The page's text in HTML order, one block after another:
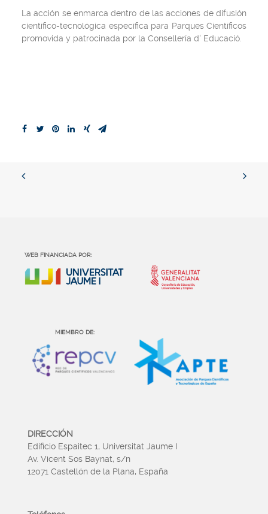
La acción se enmarca dentro de las acciones de difusión
científico-tecnológica específica para Parques Científicos
promovida y patrocinada por la Consellería d' Educació.
WEB FINANCIADA POR:
MIEMBRO DE:
DIRECCIÓN
Edificio Espaitec 1, Universitat Jaume I
Av. Vicent Sos Baynat, s/n
12071 Castellón de la Plana, España